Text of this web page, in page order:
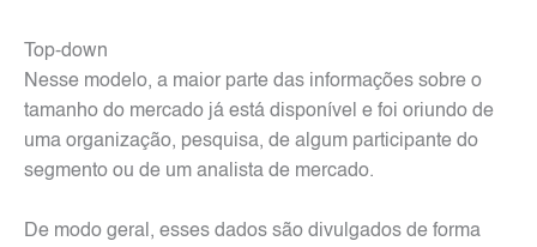
Top-down
Nesse modelo, a maior parte das informações sobre o
tamanho do mercado já está disponível e foi oriundo de
uma organização, pesquisa, de algum participante do
segmento ou de um analista de mercado.
De modo geral, esses dados são divulgados de forma